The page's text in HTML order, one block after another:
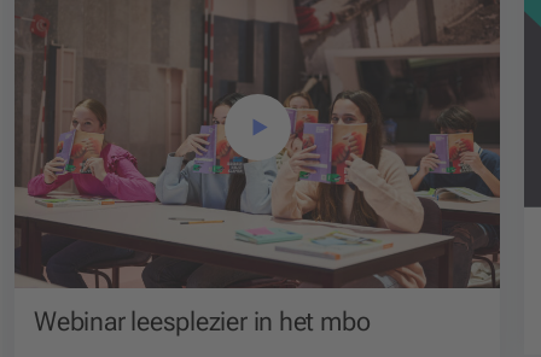
Webinar leesplezier in het mbo